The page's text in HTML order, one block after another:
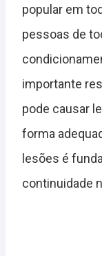
popular em
pessoas de
importante
pode causar
forma
lesões é
continuidade